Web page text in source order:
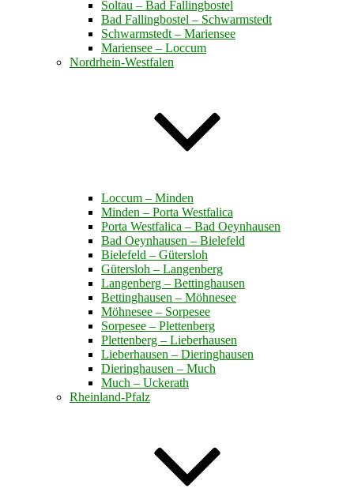
Soltau – Bad Fallingbostel
Bad Fallingbostel – Schwarmstedt
Schwarmstedt – Mariensee
Mariensee – Loccum
Nordrhein-Westfalen
Loccum – Minden
Minden – Porta Westfalica
Porta Westfalica – Bad Oeynhausen
Bad Oeynhausen – Bielefeld
Bielefeld – Gütersloh
Gütersloh – Langenberg
Langenberg – Bettinghausen
Bettinghausen – Möhnesee
Möhnesee – Sorpesee
Sorpesee – Plettenberg
Plettenberg – Lieberhausen
Lieberhausen – Dieringhausen
Dieringhausen – Much
Much – Uckerath
Rheinland-Pfalz